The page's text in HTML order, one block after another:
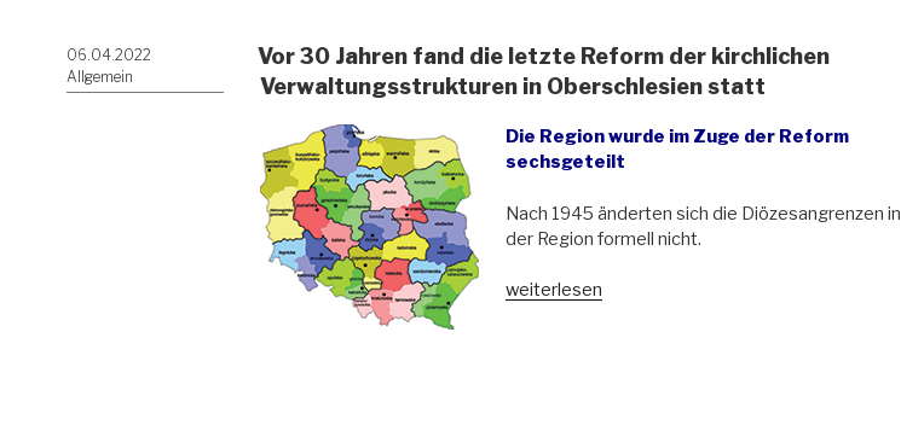
Veröffentlicht
am
06.04.2022
Allgemein
Vor 30 Jahren fand die letzte Reform der kirchlichen
Verwaltungsstrukturen in Oberschlesien statt
Die Region wurde im Zuge der Reform
sechsgeteilt
Nach 1945 änderten sich die Diözesangrenzen in
der Region formell nicht.
„Vor
weiterlesen